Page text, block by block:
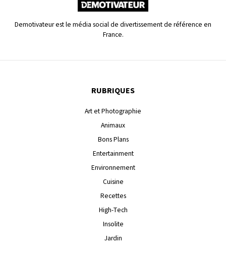
Demotivateur est le média social de divertissement de référence en
France.
RUBRIQUES
Art et Photographie
Animaux
Bons Plans
Entertainment
Environnement
Cuisine
Recettes
High-Tech
Insolite
Jardin